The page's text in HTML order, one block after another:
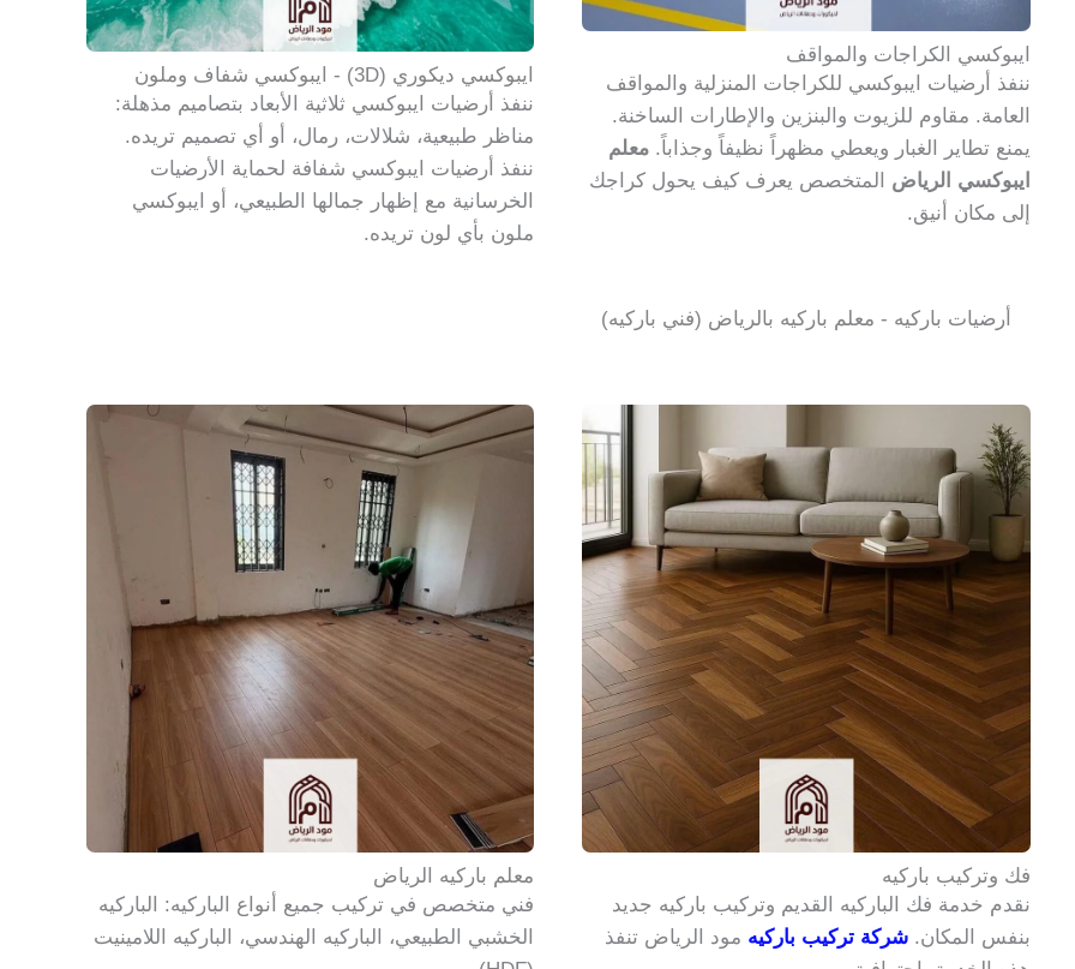
ايبوكسي الكراجات والمواقف
ننفذ أرضيات ايبوكسي للكراجات المنزلية والمواقف
العامة. مقاوم للزيوت والبنزين والإطارات الساخنة.
يمنع تطاير الغبار ويعطي مظهراً نظيفاً وجذاباً.معلم
ايبوكسي الرياض المتخصص يعرف كيف يحول كراجك
إلى مكان أنيق.
ايبوكسي ديكوري (3D) - ايبوكسي شفاف وملون
ننفذ أرضيات ايبوكسي ثلاثية الأبعاد بتصاميم مذهلة:
مناظر طبيعية، شلالات، رمال، أو أي تصميم تريده.
ننفذ أرضيات ايبوكسي شفافة لحماية الأرضيات
الخرسانية مع إظهار جمالها الطبيعي، أو ايبوكسي
ملون بأي لون تريده.
أرضيات باركيه - معلم باركيه بالرياض (فني باركيه)
فك وتركيب باركيه
نقدم خدمة فك الباركيه القديم وتركيب باركيه جديد
بنفس المكان.شركة تركيب باركيه مود الرياض تنفذ
معلم باركيه الرياض
فني متخصص في تركيب جميع أنواع الباركيه: الباركيه
الخشبي الطبيعي، الباركيه الهندسي، الباركيه اللامينيت